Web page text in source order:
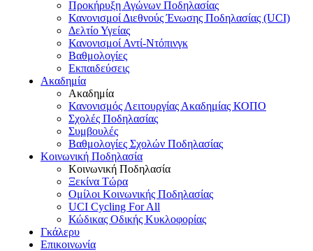
Προκήρυξη Αγώνων Ποδηλασίας
Κανονισμοί Διεθνούς Ένωσης Ποδηλασίας (UCI)
Δελτίο Υγείας
Κανονισμοί Αντί-Ντόπινγκ
Βαθμολογίες
Εκπαιδεύσεις
Ακαδημία
Ακαδημία
Κανονισμός Λειτουργίας Ακαδημίας ΚΟΠΟ
Σχολές Ποδηλασίας
Συμβουλές
Βαθμολογίες Σχολών Ποδηλασίας
Κοινωνική Ποδηλασία
Κοινωνική Ποδηλασία
Ξεκίνα Τώρα
Ομίλοι Κοινωνικής Ποδηλασίας
UCI Cycling For All
Κώδικας Οδικής Κυκλοφορίας
Γκάλερυ
Επικοινωνία